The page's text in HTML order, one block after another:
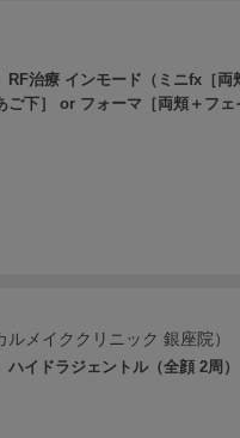
RF治療 インモード（ミニfx［両
ご下］ or フォーマ［両頬＋フェ
メイククリニック 銀座院）
ハイドラジェントル（全顔 2周）